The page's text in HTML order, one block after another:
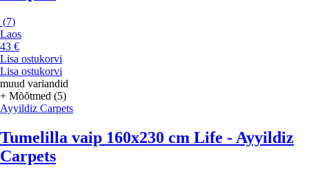
(7)
Laos
43 €
Lisa ostukorvi
Lisa ostukorvi
muud variandid
+ Mõõtmed (5)
Ayyildiz Carpets
Tumelilla vaip 160x230 cm Life - Ayyildiz
Carpets